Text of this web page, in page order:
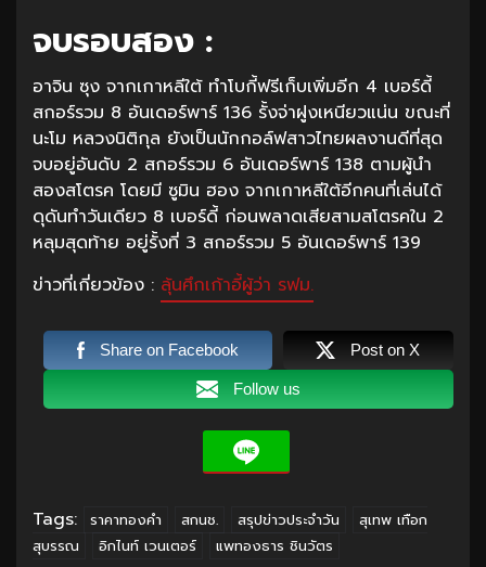
จบรอบสอง :
อาจิน ซุง จากเกาหลีใต้ ทำโบกี้ฟรีเก็บเพิ่มอีก 4 เบอร์ดี้
สกอร์รวม 8 อันเดอร์พาร์ 136 รั้งจ่าฝูงเหนียวแน่น ขณะที่
นะโม หลวงนิติกุล ยังเป็นนักกอล์ฟสาวไทยผลงานดีที่สุด
จบอยู่อันดับ 2 สกอร์รวม 6 อันเดอร์พาร์ 138 ตามผู้นำ
สองสโตรค โดยมี ซูมิน ฮอง จากเกาหลีใต้อีกคนที่เล่นได้
ดุดันทำวันเดียว 8 เบอร์ดี้ ก่อนพลาดเสียสามสโตรคใน 2
หลุมสุดท้าย อยู่รั้งที่ 3 สกอร์รวม 5 อันเดอร์พาร์ 139
ข่าวที่เกี่ยวข้อง : ลุ้นศึกเก้าอี้ผู้ว่า รฟม.
Share on Facebook Post on X
Follow us
Tags: ราคาทองคำ สกนช. สรุปข่าวประจำวัน
สุเทพ เทือก
สุบรรณ
อิกไนท์ เวนเตอร์ แพทองธาร ชินวัตร